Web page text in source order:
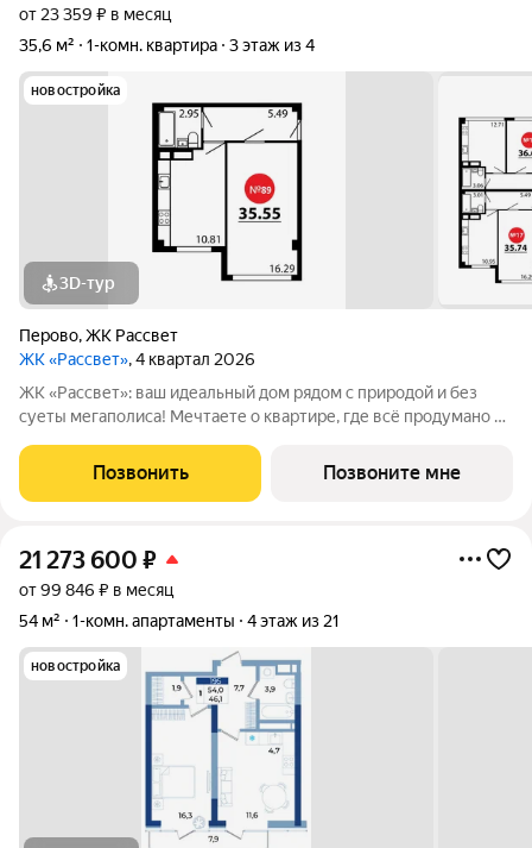
от 23 359 ₽ в месяц
35,6 м²
1-комн. квартира 3 этаж из 4
новостройка
3D-тур
Перово,ЖК Рассвет
ЖК «Рассвет», 4 квартал 2026
ЖК «Рассвет»: ваш идеальный дом рядом с природой и без
суеты мегаполиса! Мечтаете о квартире, где всё продумано до
девелоперской компании «Основа» место, где комфорт
встречается с гармонией! Почему стоит
Позвонить Позвоните мне
21 273 600 ₽
от 99 846 ₽ в месяц
54 м²
1-комн. апартаменты 4 этаж из 21
новостройка